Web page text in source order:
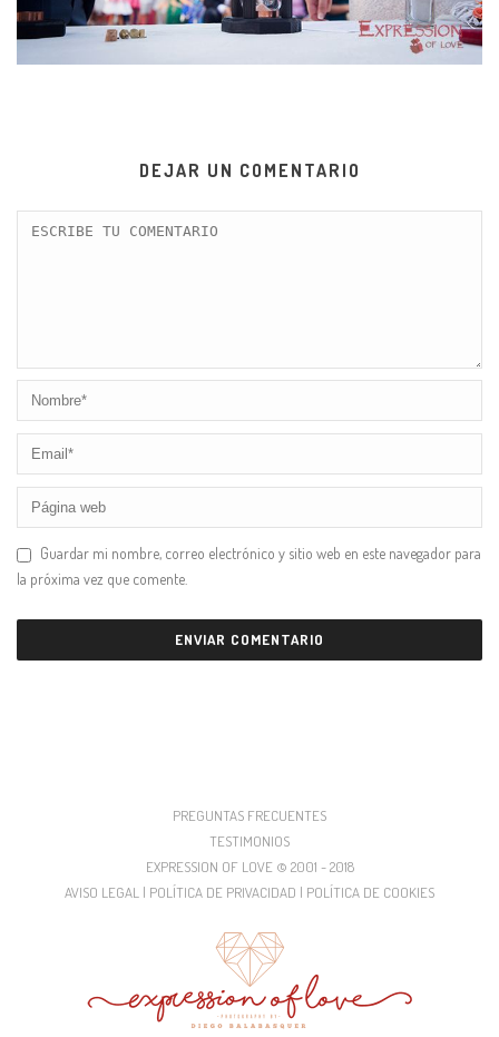
DEJAR UN COMENTARIO
Guardar mi nombre, correo electrónico y sitio web en este navegador para
la próxima vez que comente.
PREGUNTAS FRECUENTES
TESTIMONIOS
EXPRESSION OF LOVE © 2001 - 2018
AVISO LEGAL | POLÍTICA DE PRIVACIDAD | POLÍTICA DE COOKIES